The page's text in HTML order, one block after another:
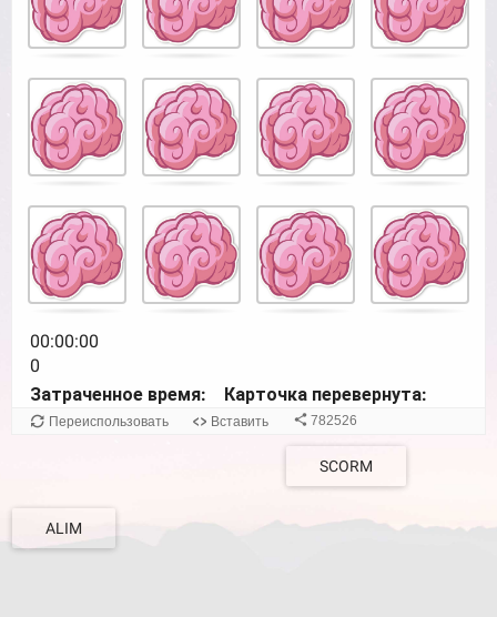
keys
right
navigate
cards.
Use
space
enter
key
turn
card.
Затраченное время:
00:00:00
Карточка перевернута:
0
Переиспользовать Вставить 782526
SCORM
ALIM